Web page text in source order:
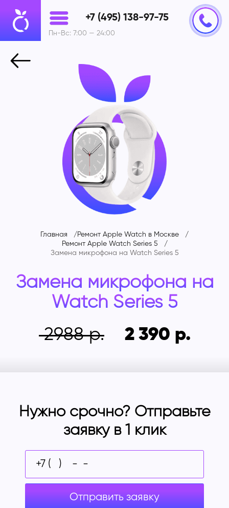
+7 (495) 138-97-75
Пн-Вс: 7:00 — 24:00
Главная
Ремонт Apple Watch в Москве
Ремонт Apple Watch Series 5
Замена микрофона на Watch Series 5
Замена микрофона на
Watch Series 5
2988
2 390
Нужно срочно? Отправьте
заявку в 1 клик
Отправить заявку